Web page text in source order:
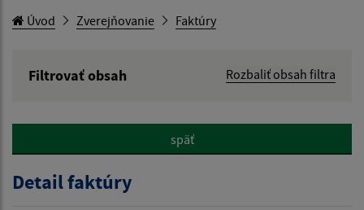
Úvod Zverejňovanie Faktúry
Filtrovať obsah
Rozbaliť obsah filtra
Hľadať v:
späť
Detail faktúry